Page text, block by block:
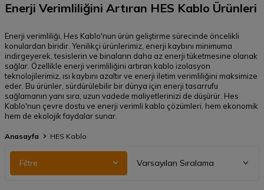
Enerji Verimliliğini Artıran HES Kablo Ürünleri
Enerji verimliliği, Hes Kablo'nun ürün geliştirme sürecinde öncelikli
konulardan biridir. Yenilikçi ürünlerimiz, enerji kaybını minimuma
indirgeyerek, tesislerin ve binaların daha az enerji tüketmesine olanak
sağlar. Özellikle enerji verimliliğini artıran kablo izolasyon
teknolojilerimiz, ısı kaybını azaltır ve enerji iletim verimliliğini maksimize
eder. Bu ürünler, sürdürülebilir bir dünya için enerji tasarrufu
sağlamanın yanı sıra, uzun vadede maliyetlerinizi de düşürür. Hes
Kablo'nun çevre dostu ve enerji verimli kablo çözümleri, hem ekonomik
hem de ekolojik faydalar sunar.
Anasayfa HES Kablo
Filtre